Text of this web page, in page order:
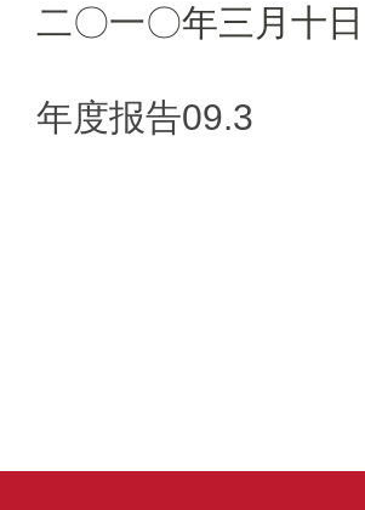
二〇一〇年三月十日
年度报告09.3